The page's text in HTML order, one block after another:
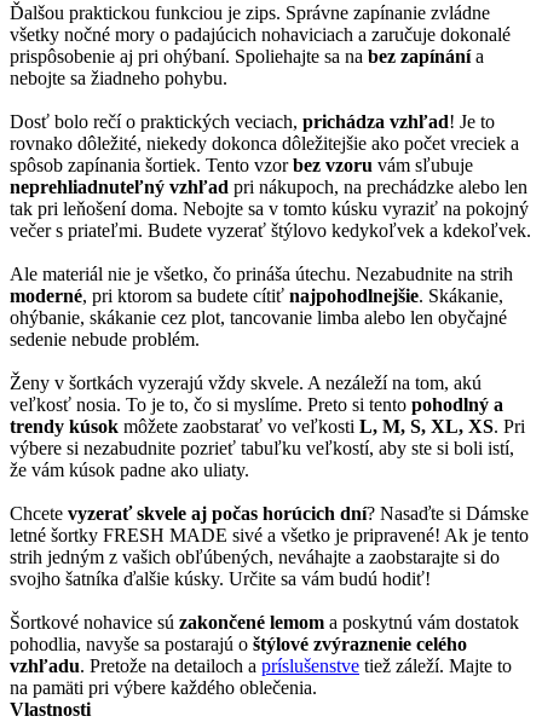
Ďalšou praktickou funkciou je zips. Správne zapínanie zvládne
všetky nočné mory o padajúcich nohaviciach a zaručuje dokonalé
prispôsobenie aj pri ohýbaní. Spoliehajte sa na bez zapínánía
nebojte sa žiadneho pohybu.
Dosť bolo rečí o praktických veciach, prichádza vzhľad! Je to
rovnako dôležité, niekedy dokonca dôležitejšie ako počet vreciek a
spôsob zapínania šortiek. Tento vzorbez vzoru vám sľubuje
neprehliadnuteľný vzhľad pri nákupoch, na prechádzke alebo len
tak pri leňošení doma. Nebojte sa v tomto kúsku vyraziť na pokojný
večer s priateľmi. Budete vyzerať štýlovo kedykoľvek a kdekoľvek.
Ale materiál nie je všetko, čo prináša útechu. Nezabudnite na strih
moderné, pri ktorom sa budete cítiť najpohodlnejšie. Skákanie,
ohýbanie, skákanie cez plot, tancovanie limba alebo len obyčajné
sedenie nebude problém.
Ženy v šortkách vyzerajú vždy skvele. A nezáleží na tom, akú
veľkosť nosia. To je to, čo si myslíme. Preto si tento pohodlný a
trendy kúsok môžete zaobstarať vo veľkosti L, M, S, XL, XS. Pri
výbere si nezabudnite pozrieť tabuľku veľkostí, aby ste si boli istí,
že vám kúsok padne ako uliaty.
Chcete vyzerať skvele aj počas horúcich dní? Nasaďte si Dámske
letné šortky FRESH MADE sivé a všetko je pripravené! Ak je tento
strih jedným z vašich obľúbených, neváhajte a zaobstarajte si do
svojho šatníka ďalšie kúsky. Určite sa vám budú hodiť!
Šortkové nohavice sú zakončené lemom a poskytnú vám dostatok
pohodlia, navyše sa postarajú o štýlové zvýraznenie celého
vzhľadu. Pretože na detailoch a príslušenstve tiež záleží. Majte to
na pamäti pri výbere každého oblečenia.
Vlastnosti